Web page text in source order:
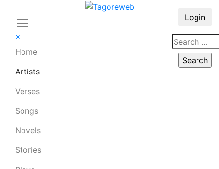
×
Home
Artists
Verses
Songs
Novels
Stories
Login